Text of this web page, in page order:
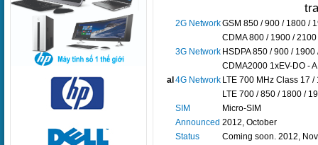
al
2G NetworkGSM 850 / 900 / 1800 /
CDMA 800 / 1900 /
3G Network HSDPA 850 / 900 /
CDMA2000 1xEV-DO -
4G Network LTE 700 MHz Class 17
LTE 700 / 850 / 1800 /
SIM
Micro-SIM
Announced 2012, October
Status
Coming soon. 2012,